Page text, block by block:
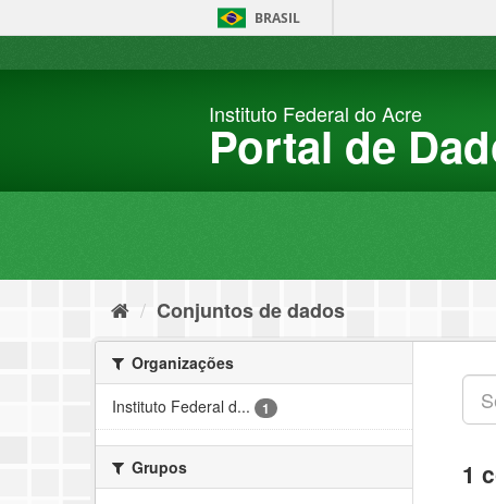
BRASIL
Instituto Federal do Acre
Portal de
Conjuntos de dados
Organizações
Instituto Federal d...
1
Grupos 1